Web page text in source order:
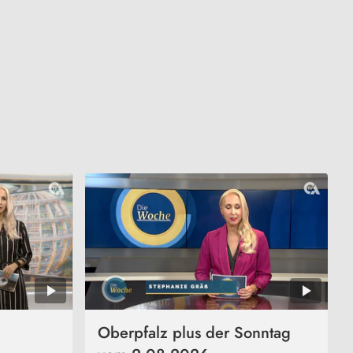
Oberpfalz plus der Sonntag